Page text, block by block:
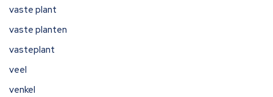
vaste plant
vaste planten
vasteplant
veel
venkel